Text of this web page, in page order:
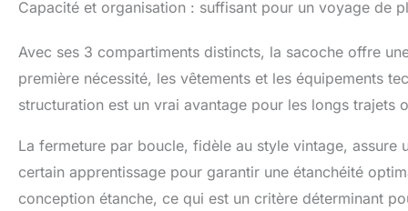
Capacité et organisation : suffisant pour un voyage de
Avec ses 3 compartiments distincts, la sacoche offre
première nécessité, les vêtements et les équipements
structuration est un vrai avantage pour les longs trajets
La fermeture par boucle, fidèle au style vintage, assure
certain apprentissage pour garantir une étanchéité
conception étanche, ce qui est un critère déterminant